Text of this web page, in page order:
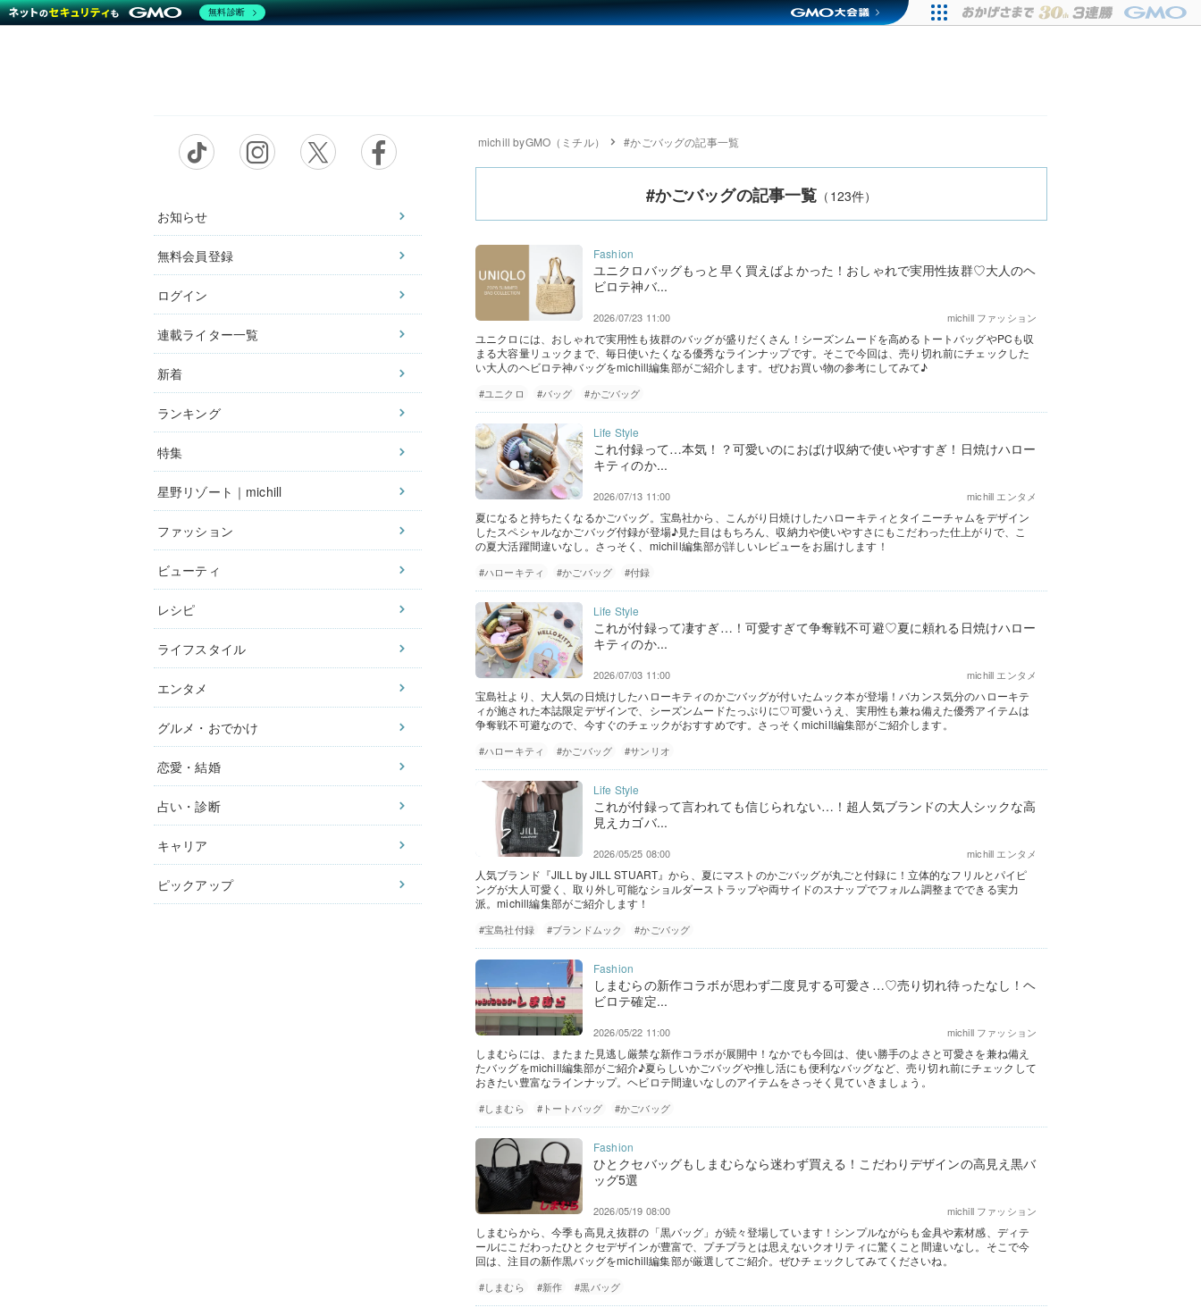
お知らせ
無料会員登録
ログイン
連載ライター一覧
新着
ランキング
特集
星野リゾート｜michill
ファッション
ビューティ
レシピ
ライフスタイル
エンタメ
グルメ・おでかけ
恋愛・結婚
占い・診断
キャリア
ピックアップ
michill byGMO（ミチル） #かごバッグの記事一覧
#かごバッグの記事一覧 （123件）
ユニクロバッグもっと早く買えばよかった！おしゃれで実用性抜群♡大人のヘ
ビロテ神バ...
michill ファッション
2026/07/23 11:00
ユニクロには、おしゃれで実用性も抜群のバッグが盛りだくさん！シーズンムードを高めるトートバッグやPCも収
まる大容量リュックまで、毎日使いたくなる優秀なラインナップです。そこで今回は、売り切れ前にチェックした
い大人のヘビロテ神バッグをmichill編集部がご紹介します。ぜひお買い物の参考にしてみて♪
#ユニクロ #バッグ #かごバッグ
これ付録って…本気！？可愛いのにおばけ収納で使いやすすぎ！日焼けハロー
キティのか...
michill エンタメ
2026/07/13 11:00
夏になると持ちたくなるかごバッグ。宝島社から、こんがり日焼けしたハローキティとタイニーチャムをデザイン
したスペシャルなかごバッグ付録が登場♪見た目はもちろん、収納力や使いやすさにもこだわった仕上がりで、こ
の夏大活躍間違いなし。さっそく、michill編集部が詳しいレビューをお届けします！
#ハローキティ #かごバッグ #付録
これが付録って凄すぎ…！可愛すぎて争奪戦不可避♡夏に頼れる日焼けハロー
キティのか...
michill エンタメ
2026/07/03 11:00
宝島社より、大人気の日焼けしたハローキティのかごバッグが付いたムック本が登場！バカンス気分のハローキテ
ィが施された本誌限定デザインで、シーズンムードたっぷりに♡可愛いうえ、実用性も兼ね備えた優秀アイテムは
争奪戦不可避なので、今すぐのチェックがおすすめです。さっそくmichill編集部がご紹介します。
#ハローキティ #かごバッグ #サンリオ
これが付録って言われても信じられない…！超人気ブランドの大人シックな高
見えカゴバ...
michill エンタメ
2026/05/25 08:00
人気ブランド『JILL by JILL STUART』から、夏にマストのかごバッグが丸ごと付録に！立体的なフリルとパイピ
ングが大人可愛く、取り外し可能なショルダーストラップや両サイドのスナップでフォルム調整までできる実力
派。michill編集部がご紹介します！
#宝島社付録 #ブランドムック #かごバッグ
しまむらの新作コラボが思わず二度見する可愛さ…♡売り切れ待ったなし！ヘ
ビロテ確定...
michill ファッション
2026/05/22 11:00
しまむらには、またまた見逃し厳禁な新作コラボが展開中！なかでも今回は、使い勝手のよさと可愛さを兼ね備え
たバッグをmichill編集部がご紹介♪夏らしいかごバッグや推し活にも便利なバッグなど、売り切れ前にチェックして
おきたい豊富なラインナップ。ヘビロテ間違いなしのアイテムをさっそく見ていきましょう。
#しまむら #トートバッグ #かごバッグ
ひとクセバッグもしまむらなら迷わず買える！こだわりデザインの高見え黒バ
ッグ5選
michill ファッション
2026/05/19 08:00
しまむらから、今季も高見え抜群の「黒バッグ」が続々登場しています！シンプルながらも金具や素材感、ディテ
ールにこだわったひとクセデザインが豊富で、プチプラとは思えないクオリティに驚くこと間違いなし。そこで今
回は、注目の新作黒バッグをmichill編集部が厳選してご紹介。ぜひチェックしてみてくださいね。
#しまむら #新作 #黒バッグ
無料診断